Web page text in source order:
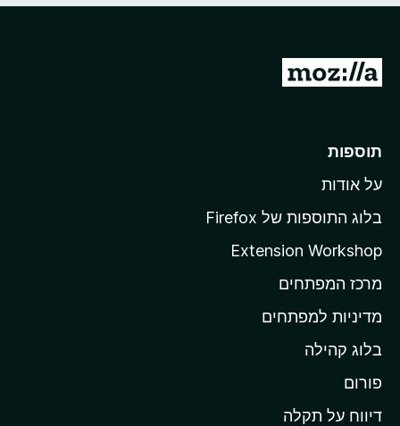
מ
ד
ף
ב
י
ת
ל
M
תוספות
על אודות
בלוג התוספות של Firefox
Extension Workshop
מרכז המפתחים
מדיניות למפתחים
בלוג קהילה
פורום
דיווח על תקלה